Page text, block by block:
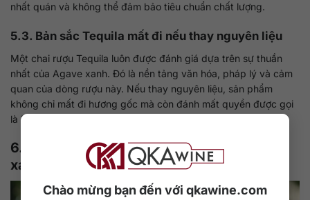
Chào mừng bạn đến với qkawine.com
nhất quán và không thể đảm bảo tiêu chuẩn chất lượng.
5.3. Bản sắc Tequila mất đi nếu thay nguyên liệu
Một chai rượu Tequila luôn được đánh giá dựa trên sự thuần
nhất của Agave xanh. Đó là nền tảng văn hóa, pháp lý và cảm
quan của dòng rượu này. Nếu thay nguyên liệu, sản phẩm
không chỉ mất đi hương gốc mà còn đánh mất quyền được gọi
là Tequila theo quy định của Mexico.
6. Ý nghĩa văn hóa và lịch sử của Agave
xanh trong rượu Tequila